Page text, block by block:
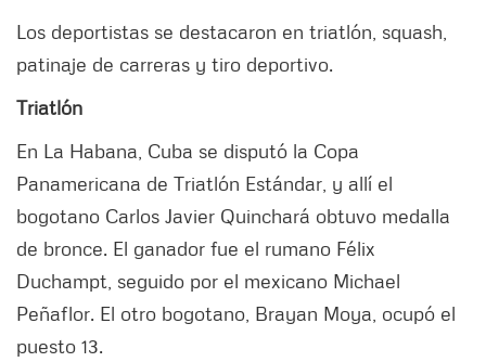
Los deportistas se destacaron en triatlón, squash,
patinaje de carreras y tiro deportivo.
Triatlón
En La Habana, Cuba se disputó la Copa
Panamericana de Triatlón Estándar, y allí el
bogotano Carlos Javier Quinchará obtuvo medalla
de bronce. El ganador fue el rumano Félix
Duchampt, seguido por el mexicano Michael
Peñaflor. El otro bogotano, Brayan Moya, ocupó el
puesto 13.